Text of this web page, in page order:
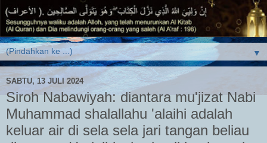
▼
SABTU, 13 JULI 2024
Siroh Nabawiyah: diantara mu'jizat Nabi
Muhammad shalallahu 'alaihi adalah
keluar air di sela sela jari tangan beliau